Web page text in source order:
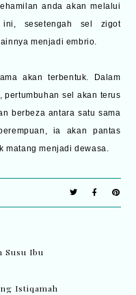
anda akan melalui
ini, sesetengah sel zigot
menjadi embrio.
akan terbentuk. Dalam
pertumbuhan sel akan terus
berbeza antara satu sama
ia akan pantas
matang menjadi dewasa.
Susu Ibu
Istiqamah